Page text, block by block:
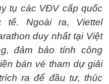
tụ các VĐV cấp quốc
Ngoài ra, Viettel
duy nhất tại Việt
đảm bảo tính công
bán vé tham dự giải
ra để đầu tư, thúc